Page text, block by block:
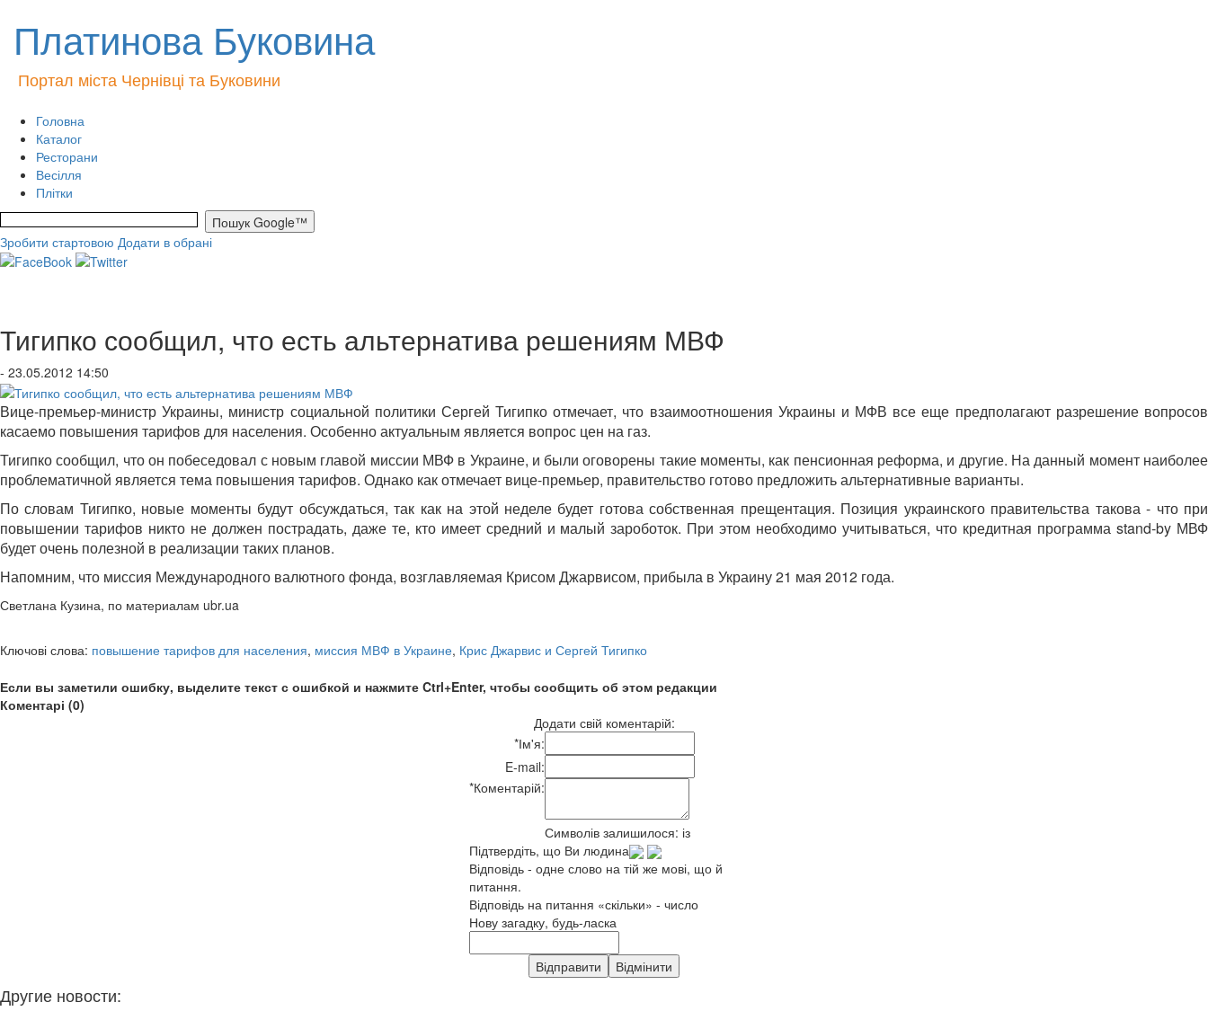
Платинова Буковина
Портал міста Чернівці та Буковини
Головна
Каталог
Ресторани
Весілля
Плітки
Зробити стартовою Додати в обрані
Тигипко сообщил, что есть альтернатива решениям МВФ
- 23.05.2012 14:50
Вице-премьер-министр Украины, министр социальной политики Сергей Тигипко отмечает, что взаимоотношения Украины и МФВ все еще предполагают разрешение вопросов
касаемо повышения тарифов для населения. Особенно актуальным является вопрос цен на газ.
Тигипко сообщил, что он побеседовал с новым главой миссии МВФ в Украине, и были оговорены такие моменты, как пенсионная реформа, и другие. На данный момент наиболее
проблематичной является тема повышения тарифов. Однако как отмечает вице-премьер, правительство готово предложить альтернативные варианты.
По словам Тигипко, новые моменты будут обсуждаться, так как на этой неделе будет готова собственная прещентация. Позиция украинского правительства такова - что при
повышении тарифов никто не должен пострадать, даже те, кто имеет средний и малый зароботок. При этом необходимо учитываться, что кредитная программаstand-by МВФ
будет очень полезной в реализации таких планов.
Напомним, что миссия Международного валютного фонда, возглавляемая Крисом Джарвисом, прибыла в Украину 21 мая 2012 года.
Светлана Кузина, по материалам ubr.ua
Ключові слова: повышение тарифов для населения, миссия МВФ в Украине, Крис Джарвис и Сергей Тигипко
Если вы заметили ошибку, выделите текст с ошибкой и нажмите Ctrl+Enter, чтобы сообщить об этом редакции
Коментарі (0)
Додати свій коментарій:
*Ім'я:
E-mail:
*Коментарій:
Символів залишилося: із
Підтвердіть, що Ви людина
Відповідь - одне слово на тій же мові, що й
питання.
Відповідь на питання «скільки» - число
Нову загадку, будь-ласка
Другие новости: